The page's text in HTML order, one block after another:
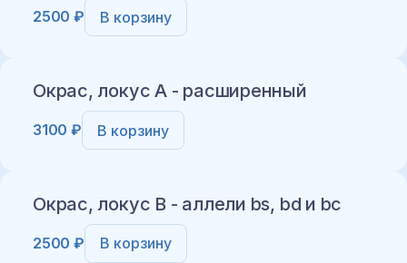
2500 ₽ В корзину
Окрас, локус A - расширенный
3100 ₽ В корзину
Окрас, локус B - аллели bs, bd и bc
2500 ₽ В корзину